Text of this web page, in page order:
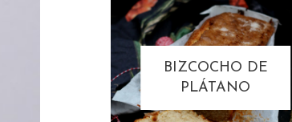
BIZCOCHO DE
PLÁTANO